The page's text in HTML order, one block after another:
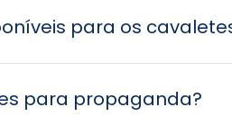
para os
para propaganda?